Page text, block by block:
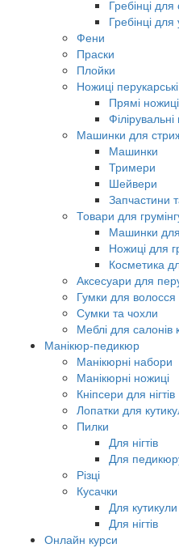
Гребінці
Гребінці
Фени
Праски
Плойки
Ножиці перукарські
Прямі ножиці
Машинки для
Машинки
Тримери
Шейвери
Запчастини
Товари для
Машинки
Ножиці для
Косметика
Аксесуари для
Гумки для
Сумки та чохли
Меблі для салонів
Манікюр-педикюр
Манікюрні набори
Манікюрні ножиці
Кніпсери для нігтів
Лопатки для
Пилки
Для нігтів
Для
Різці
Кусачки
Для кутикули
Для нігтів
Онлайн курси